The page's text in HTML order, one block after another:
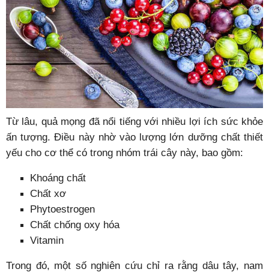
Từ lâu, quả mọng đã nổi tiếng với nhiều lợi ích sức khỏe
ấn tượng. Điều này nhờ vào lượng lớn dưỡng chất thiết
yếu cho cơ thể có trong nhóm trái cây này, bao gồm:
Khoáng chất
Chất xơ
Phytoestrogen
Chất chống oxy hóa
Vitamin
Trong đó, một số nghiên cứu chỉ ra rằng dâu tây, nam